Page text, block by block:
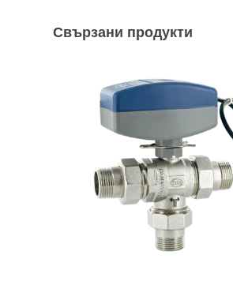
Свързани продукти